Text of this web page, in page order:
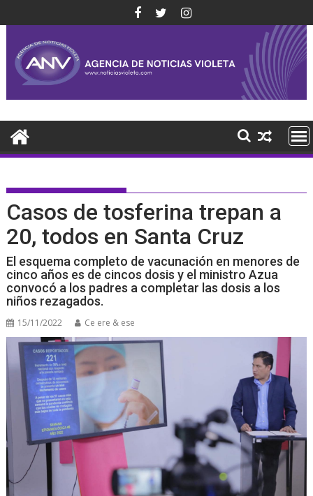
al
contenido
Casos de tosferina trepan a
20, todos en Santa Cruz
El esquema completo de vacunación en menores de
cinco años es de cincos dosis y el ministro Azua
convocó a los padres a completar las dosis a los
niños rezagados.
15/11/2022 Ce ere & ese